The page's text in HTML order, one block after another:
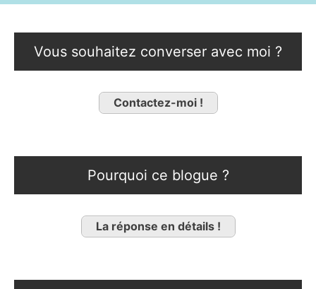
Vous souhaitez converser avec moi ?
Contactez-moi !
Pourquoi ce blogue ?
La réponse en détails !